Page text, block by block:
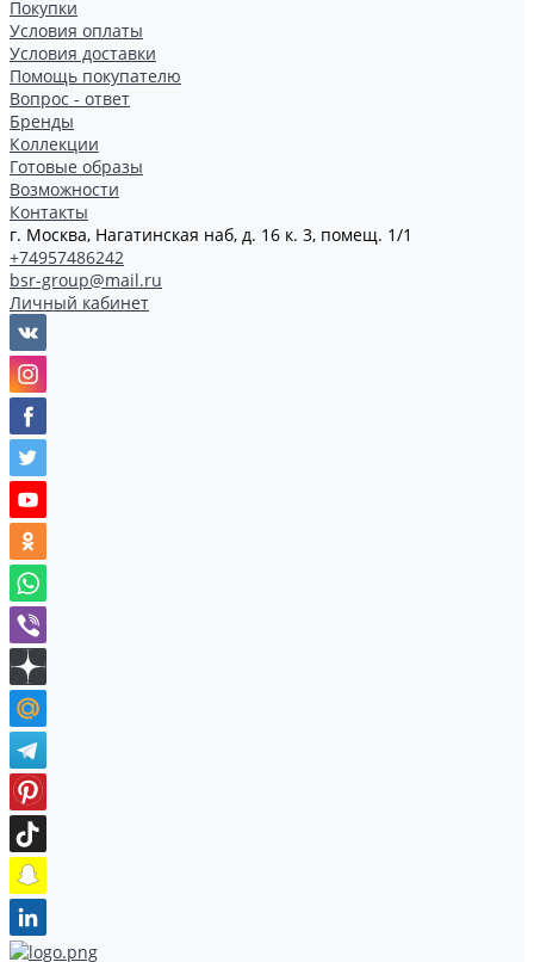
Покупки
Условия оплаты
Условия доставки
Помощь покупателю
Вопрос - ответ
Бренды
Коллекции
Готовые образы
Возможности
Контакты
г. Москва, Нагатинская наб, д. 16 к. 3, помещ. 1/1
+74957486242
bsr-group@mail.ru
Личный кабинет